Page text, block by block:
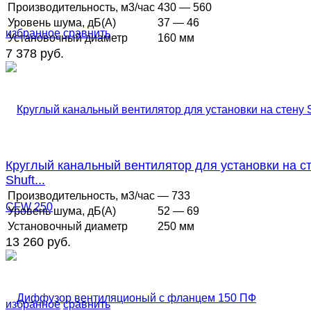
избранное сравнить
Производительность, м3/час 430 — 560
Уровень шума, дБ(А)
37 — 46
Установочный диаметр
160 мм
7 378 руб.
избранное сравнить
Круглый канальный вентилятор для установки на
Shuft...
Производительность, м3/час — 733
Уровень шума, дБ(А)
52 — 69
Установочный диаметр
250 мм
13 260 руб.